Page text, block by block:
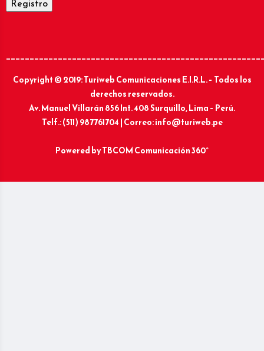
Copyright © 2019: Turiweb Comunicaciones E.I.R.L. – Todos los
derechos reservados.
Av. Manuel Villarán 856 Int. 408 Surquillo, Lima – Perú.
Telf.: (511) 987761704 | Correo: info@turiweb.pe
Powered byTBCOM Comunicación 360°